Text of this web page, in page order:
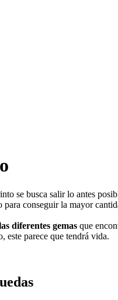
se busca salir lo antes
conseguir la mayor
diferentes gemas que
este parece que tendrá vida.